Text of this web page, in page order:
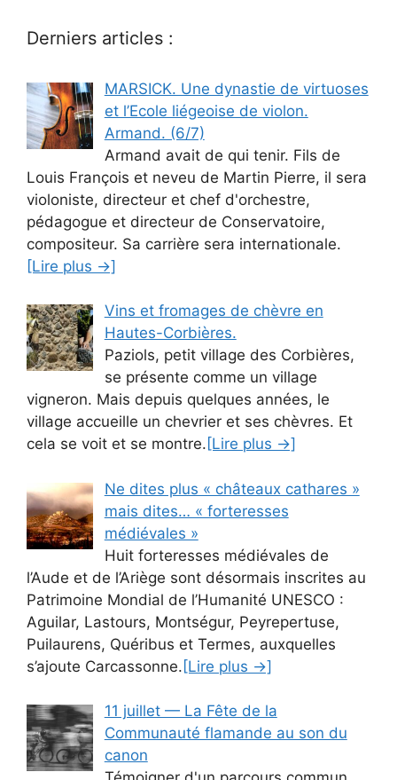
Derniers articles :
MARSICK. Une dynastie de virtuoses
et l’Ecole liégeoise de violon.
Armand. (6/7)
Armand avait de qui tenir. Fils de
Louis François et neveu de Martin Pierre, il sera
violoniste, directeur et chef d'orchestre,
pédagogue et directeur de Conservatoire,
compositeur. Sa carrière sera internationale.
[Lire plus →]
Vins et fromages de chèvre en
Hautes-Corbières.
Paziols, petit village des Corbières,
se présente comme un village
vigneron. Mais depuis quelques années, le
village accueille un chevrier et ses chèvres. Et
cela se voit et se montre. [Lire plus →]
Ne dites plus « châteaux cathares »
mais dites… « forteresses
médiévales »
Huit forteresses médiévales de
l’Aude et de l’Ariège sont désormais inscrites au
Patrimoine Mondial de l’Humanité UNESCO :
Aguilar, Lastours, Montségur, Peyrepertuse,
Puilaurens, Quéribus et Termes, auxquelles
s’ajoute Carcassonne. [Lire plus →]
11 juillet — La Fête de la
Communauté flamande au son du
canon